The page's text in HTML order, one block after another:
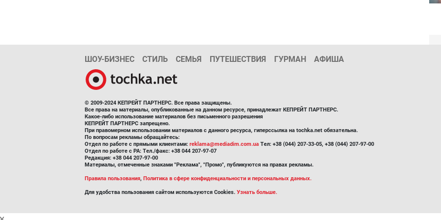
ШОУ-БИЗНЕС СТИЛЬ СЕМЬЯ ПУТЕШЕСТВИЯ ГУРМАН АФИША
© 2009-2024 КЕПРЕЙТ ПАРТНЕРС. Все права защищены.
Все права на материалы, опубликованные на данном ресурсе, принадлежат КЕПРЕЙТ ПАРТНЕРС.
Какое-либо использование материалов без письменного разрешения
КЕПРЕЙТ ПАРТНЕРС запрещено.
При правомерном использовании материалов с данного ресурса, гиперссылка на tochka.net обязательна.
По вопросам рекламы обращайтесь:
Отдел по работе с прямыми клиентами: reklama@mediadim.com.ua Тел: +38 (044) 207-33-05, +38 (044) 207-97-00
Отдел по работе с РА: Тел./факс: +38 044 207-97-07
Редакция: +38 044 207-97-00
Материалы, отмеченные знаками "Реклама", "Промо", публикуются на правах рекламы.
Правила пользования, Политика в сфере конфиденциальности и персональных данных.
Для удобства пользования сайтом используются Cookies. Узнать больше.